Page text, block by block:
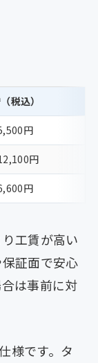
税込）
円
円
円
工賃が高い
証面で安心
は事前に対
様です。タ